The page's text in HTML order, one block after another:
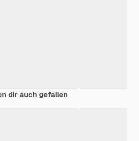
dir auch gefallen